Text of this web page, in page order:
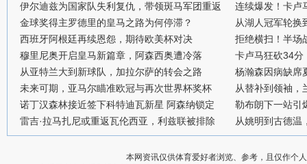
伊尔迪兹为国家队失利复仇，带领斑马军团重返
金球奖得主罗德里的皇马之路为何停滞？
西班牙阿根廷再续恩怨，期待欧美杯对决
穆里尼奥开启皇马新篇章，阿森西奥遭冷落
从亚特兰大到新球队，加拉尔萨的转会之路
未来可期，亚马尔瞄准欧冠与再次世界杯奖杯
诺丁汉森林接近签下科特迪瓦新星 阿森纳锁定
雷吉·拉马扎尼或重返瓦伦西亚，利兹联被排除
连续爆发！卡卢
从湖人冠军轮换
拒绝横扫！半场
卡卢马狂砍34分
杨瀚森因病缺席
从替补到领袖，
勒布朗下一站引
从姚明到古德温
本网资讯仅供体育爱好者浏览、参考，且仅作个